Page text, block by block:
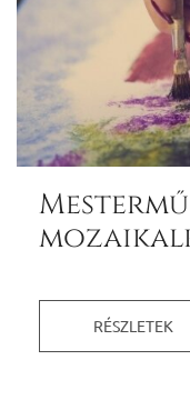
RÉSZLETEK